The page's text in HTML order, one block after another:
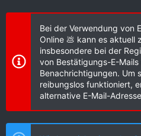
s
l
e
s
e
l
l
t
a
m
Bei der Verwendung von
Online 💩 kann es aktuell
insbesondere bei der
von Bestätigungs-E-
Benachrichtigungen. Um
reibungslos funktioniert,
alternative E-Mail-